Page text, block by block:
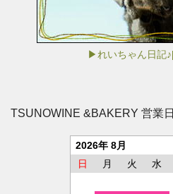
▶れいちゃん日記
TSUNOWINE &BAKERY 営業
2026年 8月
日
月 火 水